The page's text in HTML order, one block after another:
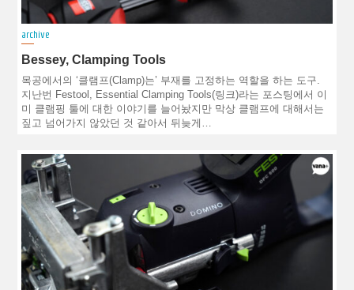
archive
Bessey, Clamping Tools
목공에서의 ‘클램프(Clamp)는’ 부재를 고정하는 역할을 하는 도구.
지난번 Festool, Essential Clamping Tools(링크)라는 포스팅에서 이
미 클램핑 툴에 대한 이야기를 늘어놨지만 막상 클램프에 대해서는
짚고 넘어가지 않았던 것 같아서 뒤늦게…